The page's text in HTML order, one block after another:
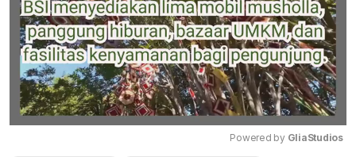
Powered by GliaStudios